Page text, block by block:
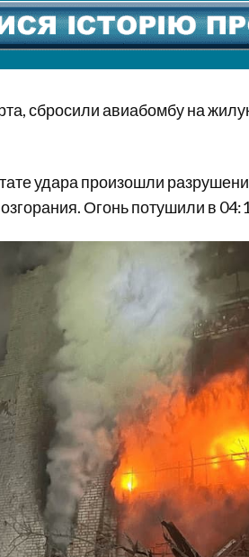
сбросили авиабомбу на
удара произошли
Огонь потушили в